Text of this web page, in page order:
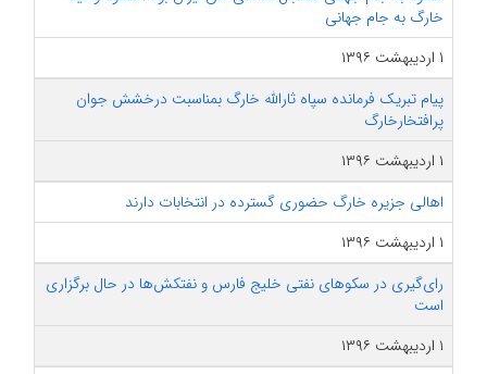
خارگ به جام جهانی
۱ اردیبهشت ۱۳۹۶
پیام تبریک فرمانده سپاه ثارالله خارگ بمناسبت درخشش جوان
پرافتخارخارگ
۱ اردیبهشت ۱۳۹۶
اهالی جزیره خارگ حضوری گسترده در انتخابات دارند
۱ اردیبهشت ۱۳۹۶
رای‌گیری در سکوهای نفتی خلیج فارس و نفتکش‌ها در حال برگزاری
است
۱ اردیبهشت ۱۳۹۶